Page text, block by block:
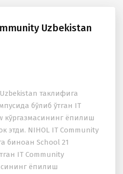
Uzbekistan
таклифига
бўлиб ўтган IT
кўргазмасининг ёпилиш
этди. NIHOL IT Community
биноан School 21
IT Community
ёпилиш